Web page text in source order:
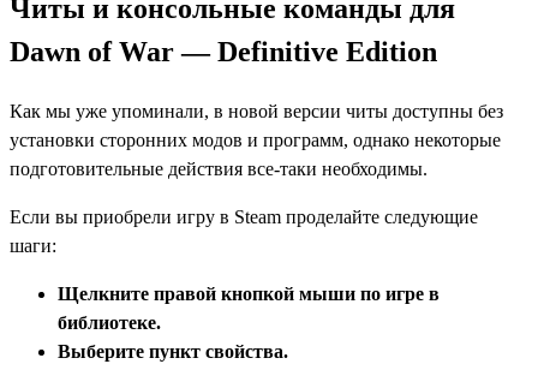
Читы и консольные команды для
Dawn of War — Definitive Edition
Как мы уже упоминали, в новой версии читы доступны без
установки сторонних модов и программ, однако некоторые
подготовительные действия все-таки необходимы.
Если вы приобрели игру в Steam проделайте следующие
шаги:
Щелкните правой кнопкой мыши по игре в
библиотеке.
Выберите пункт свойства.